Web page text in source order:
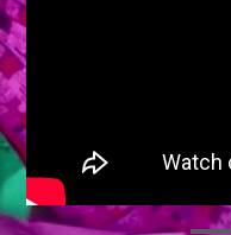
LUCA SKETTI